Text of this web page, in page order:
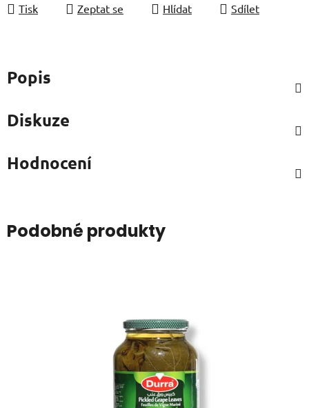
Tisk Zeptat se Hlídat Sdílet
Popis
Diskuze
Hodnocení
Podobné produkty